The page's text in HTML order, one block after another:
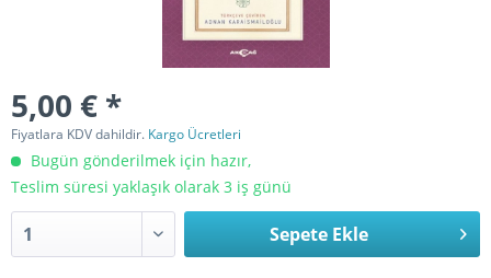
5,00 € *
Fiyatlara KDV dahildir. Kargo Ücretleri
Bugün gönderilmek için hazır,
Teslim süresi yaklaşık olarak 3 iş günü
Sepete Ekle